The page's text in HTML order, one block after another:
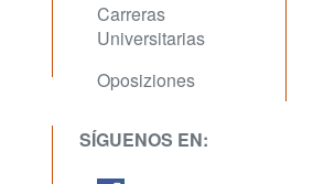
Carreras
Universitarias
Oposiziones
SÍGUENOS EN: